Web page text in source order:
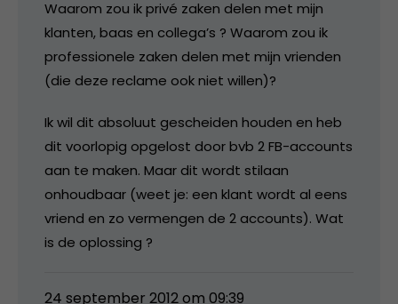
Waarom zou ik privé zaken delen met mijn
klanten, baas en collega’s ? Waarom zou ik
professionele zaken delen met mijn vrienden
(die deze reclame ook niet willen)?
Ik wil dit absoluut gescheiden houden en heb
dit voorlopig opgelost door bvb 2 FB-accounts
aan te maken. Maar dit wordt stilaan
onhoudbaar (weet je: een klant wordt al eens
vriend en zo vermengen de 2 accounts). Wat
is de oplossing ?
24 september 2012 om 09:39